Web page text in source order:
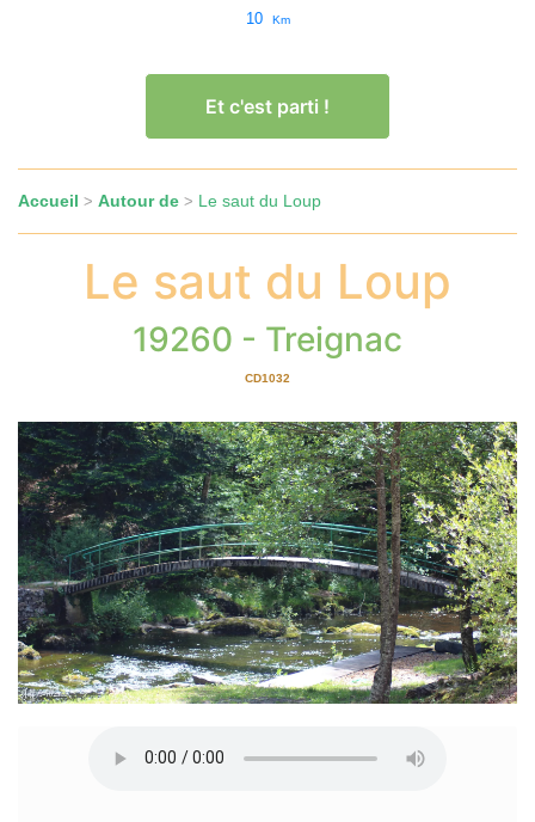
10 Km
Et c'est parti !
Accueil > Autour de > Le saut du Loup
Le saut du Loup
19260 - Treignac
CD1032